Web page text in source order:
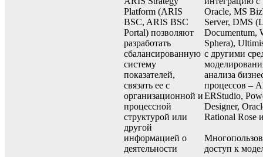
Platform (ARIS
BSC, ARIS BSC
Portal) позволяют
разработать
сбалансированную
систему
показателей,
связать ее с
организационной и
процессной
структурой или
другой
информацией о
деятельности
Oracle, MS
Server, DMS
Documentum,
Sphera),
с другими
анализа
процессов –
ERStudio,
Designer,
Rational Rose
доступ к